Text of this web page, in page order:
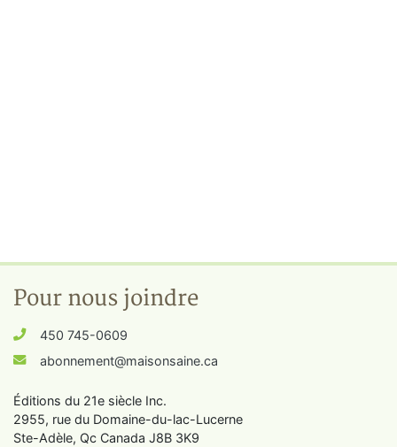
Pour nous joindre
450 745-0609
abonnement@maisonsaine.ca
Éditions du 21e siècle Inc.
2955, rue du Domaine-du-lac-Lucerne
Ste-Adèle, Qc Canada J8B 3K9